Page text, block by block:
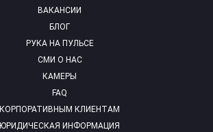
ВАКАНСИИ
БЛОГ
РУКА НА ПУЛЬСЕ
СМИ О НАС
КАМЕРЫ
FAQ
КОРПОРАТИВНЫМ КЛИЕНТАМ
ЮРИДИЧЕСКАЯ ИНФОРМАЦИЯ